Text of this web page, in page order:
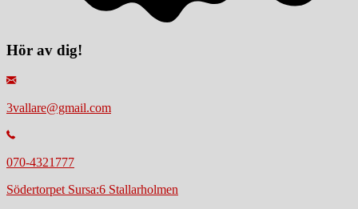
Hör av dig!
3vallare@gmail.com
070-4321777
Södertorpet Sursa:6 Stallarholmen